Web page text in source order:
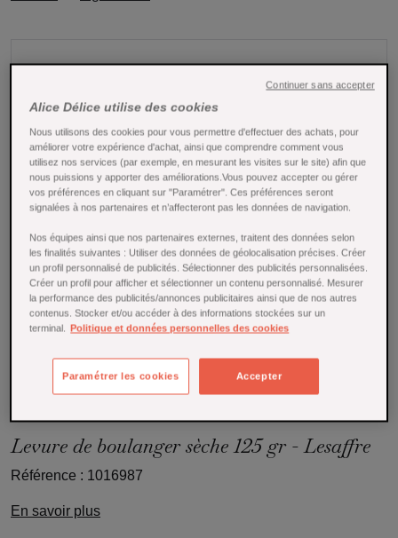
Tap to expand
Levure de boulanger sèche 125 gr - Lesaffre
Référence : 1016987
En savoir plus
Alice Délice utilise des cookies
Nous utilisons des cookies pour vous permettre d'effectuer des achats, pour
améliorer votre expérience d'achat, ainsi que comprendre comment vous
utilisez nos services (par exemple, en mesurant les visites sur le site) afin que
nous puissions y apporter des améliorations.Vous pouvez accepter ou gérer
vos préférences en cliquant sur "Paramétrer". Ces préférences seront
signalées à nos partenaires et n’affecteront pas les données de navigation.
Nos équipes ainsi que nos partenaires externes, traitent des données selon
les finalités suivantes : Utiliser des données de géolocalisation précises. Créer
un profil personnalisé de publicités. Sélectionner des publicités personnalisées.
Créer un profil pour afficher et sélectionner un contenu personnalisé. Mesurer
la performance des publicités/annonces publicitaires ainsi que de nos autres
contenus. Stocker et/ou accéder à des informations stockées sur un
terminal.
Politique et données personnelles des cookies
Accepter
Paramétrer les cookies
Continuer sans accepter